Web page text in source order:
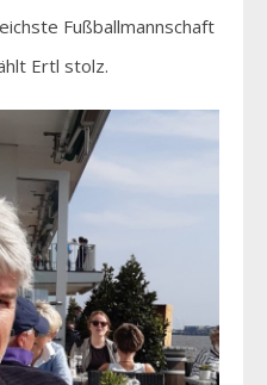
Fußballmannschaft
Ertl stolz.